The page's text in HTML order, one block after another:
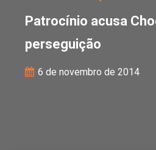
Patrocínio acusa
perseguição
6 de novembro de 2014